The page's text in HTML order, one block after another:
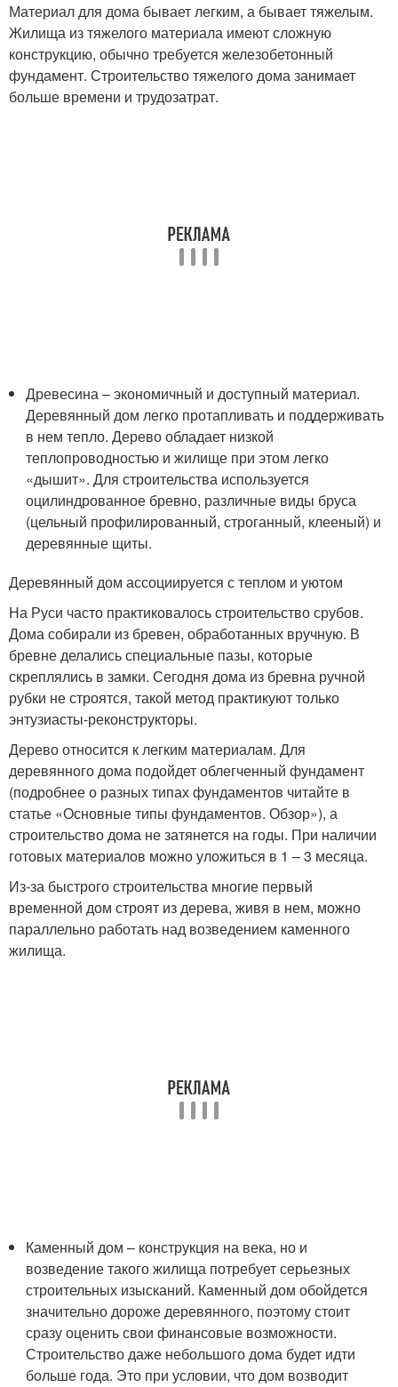
Материал для дома бывает легким, а бывает тяжелым.
Жилища из тяжелого материала имеют сложную
конструкцию, обычно требуется железобетонный
фундамент. Строительство тяжелого дома занимает
больше времени и трудозатрат.
Древесина – экономичный и доступный материал.
Деревянный дом легко протапливать и поддерживать
в нем тепло. Дерево обладает низкой
теплопроводностью и жилище при этом легко
«дышит». Для строительства используется
оцилиндрованное бревно, различные виды бруса
(цельный профилированный, строганный, клееный) и
деревянные щиты.
Деревянный дом ассоциируется с теплом и уютом
На Руси часто практиковалось строительство срубов.
Дома собирали из бревен, обработанных вручную. В
бревне делались специальные пазы, которые
скреплялись в замки. Сегодня дома из бревна ручной
рубки не строятся, такой метод практикуют только
энтузиасты-реконструкторы.
Дерево относится к легким материалам. Для
деревянного дома подойдет облегченный фундамент
(подробнее о разных типах фундаментов читайте в
статье «Основные типы фундаментов. Обзор»), а
строительство дома не затянется на годы. При наличии
готовых материалов можно уложиться в 1 – 3 месяца.
Из-за быстрого строительства многие первый
временной дом строят из дерева, живя в нем, можно
параллельно работать над возведением каменного
жилища.
Каменный дом – конструкция на века, но и
возведение такого жилища потребует серьезных
строительных изысканий. Каменный дом обойдется
значительно дороже деревянного, поэтому стоит
сразу оценить свои финансовые возможности.
Строительство даже небольшого дома будет идти
больше года. Это при условии, что дом возводит